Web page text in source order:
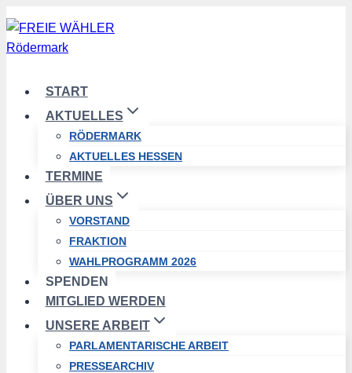
Zum
Inhalt
springen
START
AKTUELLES
RÖDERMARK
AKTUELLES HESSEN
TERMINE
ÜBER UNS
VORSTAND
FRAKTION
WAHLPROGRAMM 2026
SPENDEN
MITGLIED WERDEN
UNSERE ARBEIT
PARLAMENTARISCHE ARBEIT
PRESSEARCHIV